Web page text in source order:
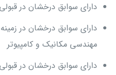
دارای سوابق درخشان در
دارای سوابق درخشان در
مهندسی مکانیک و کامپیوتر
دارای سوابق درخشان در